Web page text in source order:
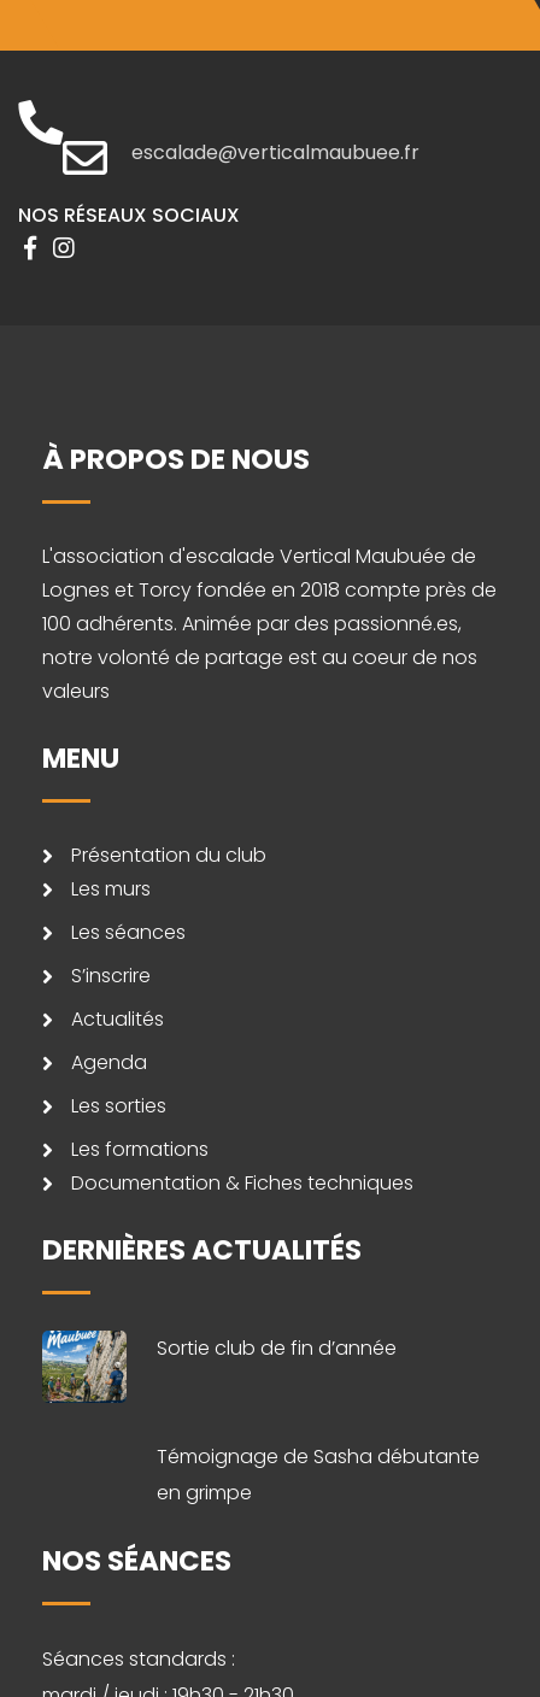
escalade@verticalmaubuee.fr
NOS RÉSEAUX SOCIAUX
À PROPOS DE NOUS
L'association d'escalade Vertical Maubuée de
Lognes et Torcy fondée en 2018 compte près de
100 adhérents. Animée par des passionné.es,
notre volonté de partage est au coeur de nos
valeurs
MENU
Présentation du club
Les murs
Les séances
S’inscrire
Actualités
Agenda
Les sorties
Les formations
Documentation & Fiches techniques
DERNIÈRES ACTUALITÉS
Sortie club de fin d’année
Témoignage de Sasha débutante
en grimpe
NOS SÉANCES
Séances standards :